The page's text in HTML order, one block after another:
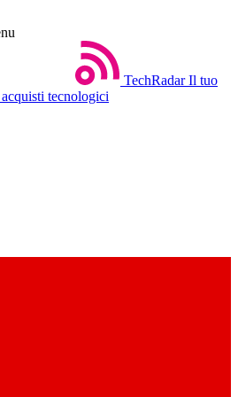
TechRadar Il tuo
tecnologici